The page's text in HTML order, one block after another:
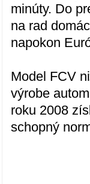
minúty. Do
na rad
napokon
Model FCV
výrobe
roku 2008
schopný